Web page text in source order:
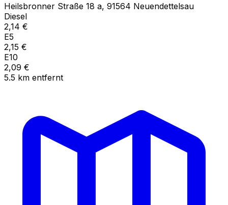
Heilsbronner Straße 18 a, 91564 Neuendettelsau
Diesel
2,14 €
E5
2,15 €
E10
2,09 €
5.5 km entfernt